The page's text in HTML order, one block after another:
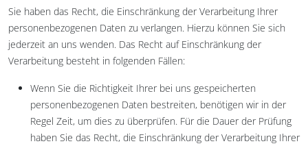
Sie haben das Recht, die Einschränkung der Verarbeitung Ihrer
personenbezogenen Daten zu verlangen. Hierzu können Sie sich
jederzeit an uns wenden. Das Recht auf Einschränkung der
Verarbeitung besteht in folgenden Fällen:
Wenn Sie die Richtigkeit Ihrer bei uns gespeicherten
personenbezogenen Daten bestreiten, benötigen wir in der
Regel Zeit, um dies zu überprüfen. Für die Dauer der Prüfung
haben Sie das Recht, die Einschränkung der Verarbeitung Ihrer